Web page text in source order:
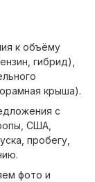
к объёму
гибрид),
крыша).
с
США,
пробегу,
фото и